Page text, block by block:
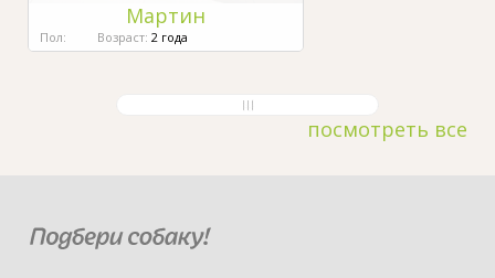
Мартин
Пол: Возраст: 2 года
посмотреть все